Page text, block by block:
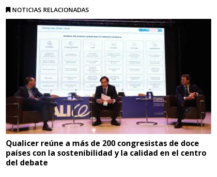
NOTICIAS RELACIONADAS
Qualicer reúne a más de 200 congresistas de doce
países con la sostenibilidad y la calidad en el centro
del debate